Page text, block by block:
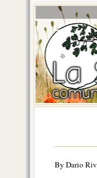
By Dario